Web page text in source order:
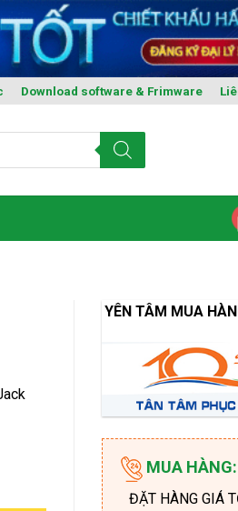
Download software & Frimware
YÊN TÂM MUA
MUA
ĐẶT HÀNG GIÁ